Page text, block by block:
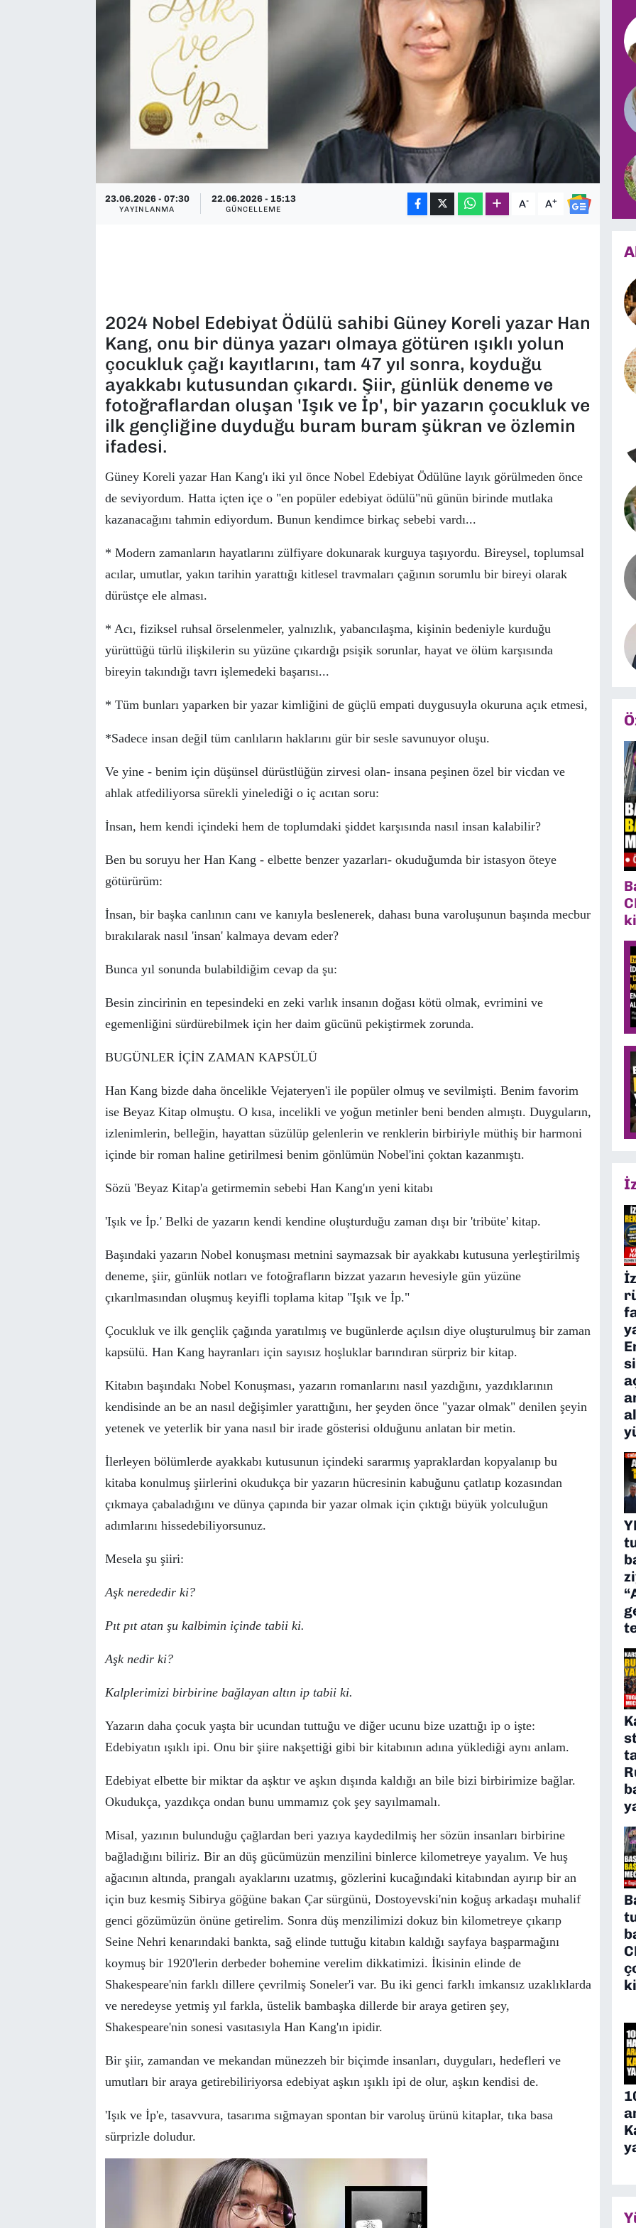
23.06.2026 - 07:30
YAYINLANMA
22.06.2026 - 15:13
GÜNCELLEME A- A+
2024 Nobel Edebiyat Ödülü sahibi Güney Koreli yazar Han
Kang, onu bir dünya yazarı olmaya götüren ışıklı yolun
çocukluk çağı kayıtlarını, tam 47 yıl sonra, koyduğu
ayakkabı kutusundan çıkardı. Şiir, günlük deneme ve
fotoğraflardan oluşan 'Işık ve İp', bir yazarın çocukluk ve
ilk gençliğine duyduğu buram buram şükran ve özlemin
ifadesi.
Güney Koreli yazar Han Kang'ı iki yıl önce Nobel Edebiyat Ödülüne layık görülmeden önce
de seviyordum. Hatta içten içe o "en popüler edebiyat ödülü"nügünün birinde mutlaka
kazanacağını tahmin ediyordum. Bunun kendimce birkaçsebebi vardı...
* Modern zamanların hayatlarını zülfiyare dokunarak kurguya taşıyordu. Bireysel, toplumsal
acılar, umutlar, yakın tarihin yarattığı kitlesel travmaları çağının sorumlu bir bireyi olarak
dürüstçe ele alması.
* Acı, fiziksel ruhsal örselenmeler, yalnızlık, yabancılaşma, kişinin bedeniyle kurduğu
yürüttüğütürlüilişkilerin su yüzüne çıkardığı psişik sorunlar, hayat ve ölüm karşısında
bireyin takındığı tavrı işlemedeki başarısı...
* Tüm bunları yaparken bir yazar kimliğini de güçlüempati duygusuyla okuruna açık etmesi,
*Sadece insan değil tüm canlıların haklarını gür bir sesle savunuyor oluşu.
Ve yine - benim için düşünsel dürüstlüğün zirvesi olan- insana peşinen özel bir vicdan ve
ahlak atfediliyorsa sürekli yinelediği o içacıtan soru:
İnsan, hem kendi içindeki hem de toplumdaki şiddet karşısında nasıl insan kalabilir?
Ben bu soruyu her Han Kang - elbette benzer yazarları- okuduğumda bir istasyon öteye
götürürüm:
İnsan, bir başka canlının canı ve kanıyla beslenerek, dahası buna varoluşunun başında mecbur
bırakılarak nasıl 'insan' kalmaya devam eder?
Bunca yıl sonunda bulabildiğim cevap da şu:
Besin zincirinin en tepesindeki en zeki varlık insanın doğası kötüolmak, evrimini ve
egemenliğini sürdürebilmek için her daim gücünüpekiştirmek zorunda.
BUGÜNLER İÇİN ZAMAN KAPSÜLÜ
Han Kang bizde daha öncelikle Vejateryen'i ile popüler olmuş ve sevilmişti. Benim favorim
ise Beyaz Kitap olmuştu. O kısa, incelikli ve yoğun metinler beni benden almıştı. Duyguların,
izlenimlerin, belleğin, hayattan süzülüp gelenlerin ve renklerin birbiriyle müthiş bir harmoni
içinde bir roman haline getirilmesi benim gönlümün Nobel'ini çoktan kazanmıştı.
Sözü'Beyaz Kitap'a getirmemin sebebi Han Kang'ın yeni kitabı
'Işık ve İp.' Belki de yazarın kendi kendine oluşturduğu zaman dışı bir 'tribüte' kitap.
Başındaki yazarın Nobel konuşması metnini saymazsak bir ayakkabı kutusuna yerleştirilmiş
deneme, şiir, günlük notları ve fotoğrafların bizzat yazarın hevesiyle gün yüzüne
çıkarılmasından oluşmuş keyifli toplama kitap "Işık ve İp."
Çocukluk ve ilk gençlik çağında yaratılmış ve bugünlerde açılsın diye oluşturulmuş bir zaman
kapsülü. Han Kang hayranları için sayısız hoşluklar barındıran sürpriz bir kitap.
Kitabın başındakı Nobel Konuşması, yazarın romanlarını nasıl yazdığını, yazdıklarının
kendisinde an be an nasıl değişimler yarattığını, her şeyden önce "yazar olmak" denilen şeyin
yetenek ve yeterlik bir yana nasıl bir irade gösterisi olduğunu anlatan bir metin.
İlerleyen bölümlerde ayakkabı kutusunun içindeki sararmış yapraklardan kopyalanıp bu
kitaba konulmuş şiirlerini okudukça bir yazarın hücresinin kabuğunu çatlatıp kozasından
çıkmaya çabaladığını ve dünya çapında bir yazar olmak için çıktığı büyük yolculuğun
adımlarını hissedebiliyorsunuz.
Mesela şu şiiri:
Aşk nerededir ki?
Pıt pıt atan şu kalbimin içinde tabii ki.
Aşk nedir ki?
Kalplerimizi birbirine bağlayan altın ip tabii ki.
Yazarın daha çocuk yaşta bir ucundan tuttuğu ve diğer ucunu bize uzattığı ip o işte:
Edebiyatın ışıklı ipi. Onu bir şiire nakşettiği gibi bir kitabının adına yüklediği aynı anlam.
Edebiyat elbette bir miktar da aşktır ve aşkın dışında kaldığı an bile bizi birbirimize bağlar.
Okudukça, yazdıkça ondan bunu ummamız çok şey sayılmamalı.
Misal, yazının bulunduğu çağlardan beri yazıya kaydedilmiş her sözün insanları birbirine
bağladığını biliriz. Bir an düş gücümüzün menzilini binlerce kilometreye yayalım. Ve huş
ağacının altında, prangalı ayaklarını uzatmış, gözlerini kucağındaki kitabından ayırıp bir an
için buz kesmiş Sibirya göğüne bakan Çar sürgünü, Dostoyevski'nin koğuş arkadaşı muhalif
genci gözümüzün önüne getirelim. Sonra düş menzilimizi dokuz bin kilometreye çıkarıp
Seine Nehri kenarındaki bankta, sağ elinde tuttuğu kitabın kaldığı sayfaya başparmağını
koymuş bir 1920'lerin derbeder bohemine verelim dikkatimizi. İkisinin elinde de
Shakespeare'nin farklı dillere çevrilmiş Soneler'i var. Bu iki genci farklı imkansız uzaklıklarda
ve neredeyse yetmiş yıl farkla, üstelik bambaşka dillerde bir araya getiren şey,
Shakespeare'nin sonesi vasıtasıyla Han Kang'ın ipidir.
Bir şiir, zamandan ve mekandan münezzeh bir biçimde insanları, duyguları, hedefleri ve
umutları bir araya getirebiliriyorsa edebiyat aşkın ışıklı ipi de olur, aşkın kendisi de.
'Işık ve İp'e, tasavvura, tasarıma sığmayan spontan bir varoluş ürünükitaplar, tıka basa
sürprizle doludur.